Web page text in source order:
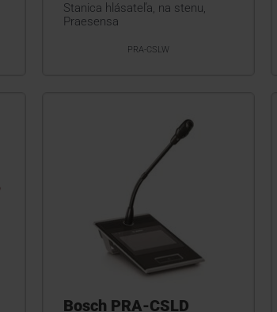
Stanica hlásateľa, na stenu,
Praesensa
PRA-CSLW
Bosch PRA-CSLD